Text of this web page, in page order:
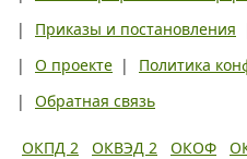
|
Приказы и постановления
|
О проекте |
Политика
|
Обратная связь
ОКПД 2 ОКВЭД 2 ОКОФ